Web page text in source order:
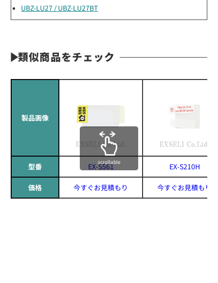
UBZ-LU27 / UBZ-LU27BT
類似商品をチェック
製品画像
型番 EX-S561 EX-S210H
価格 今すぐお見積もり 今すぐお見積もり
scrollable